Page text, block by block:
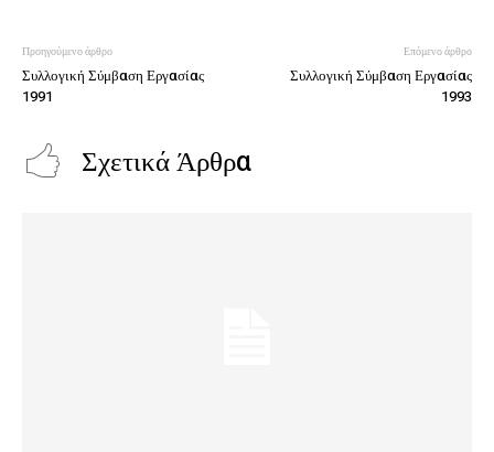
Προηγούμενο άρθρο
Συλλογική Σύμβαση Εργασίας
1991
Επόμενο άρθρο
Συλλογική Σύμβαση Εργασίας
1993
Σχετικά Άρθρα